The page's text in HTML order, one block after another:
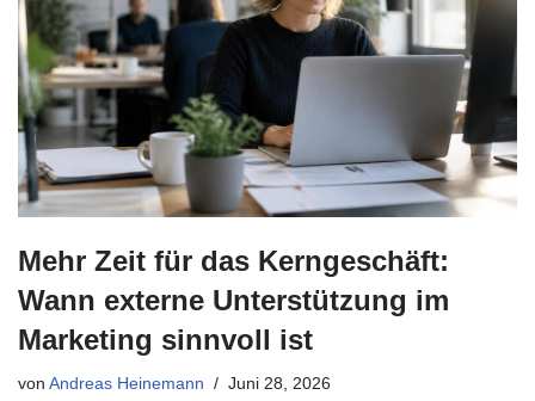
Mehr Zeit für das Kerngeschäft:
Wann externe Unterstützung im
Marketing sinnvoll ist
von Andreas Heinemann Juni 28, 2026